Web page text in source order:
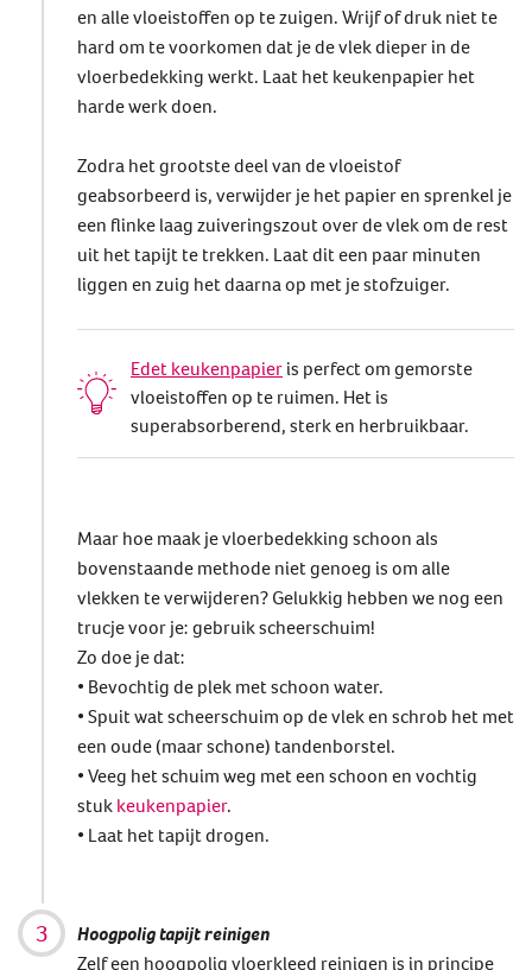
en alle vloeistoffen op te zuigen. Wrijf of druk niet te
hard om te voorkomen dat je de vlek dieper in de
vloerbedekking werkt. Laat het keukenpapier het
harde werk doen.
Zodra het grootste deel van de vloeistof
geabsorbeerd is, verwijder je het papier en sprenkel je
een flinke laag zuiveringszout over de vlek om de rest
uit het tapijt te trekken. Laat dit een paar minuten
liggen en zuig het daarna op met je stofzuiger.
Edet keukenpapier is perfect om gemorste
vloeistoffen op te ruimen. Het is
superabsorberend, sterk en herbruikbaar.
Maar hoe maak je vloerbedekking schoon als
bovenstaande methode niet genoeg is om alle
vlekken te verwijderen? Gelukkig hebben we nog een
trucje voor je: gebruik scheerschuim!
Zo doe je dat:
• Bevochtig de plek met schoon water.
• Spuit wat scheerschuim op de vlek en schrob het met
een oude (maar schone) tandenborstel.
• Veeg het schuim weg met een schoon en vochtig
stuk keukenpapier.
• Laat het tapijt drogen.
Hoogpolig tapijt reinigen
Zelf een hoogpolig vloerkleed reinigen is in principe